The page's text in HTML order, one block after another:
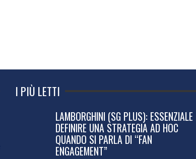
I PIÙ LETTI
LAMBORGHINI (SG PLUS): ESSENZIALE
DEFINIRE UNA STRATEGIA AD HOC
QUANDO SI PARLA DI “FAN
ENGAGEMENT”